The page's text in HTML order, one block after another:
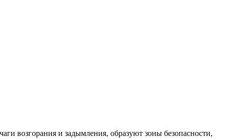
возгорания и задымления, образуют зоны безопасности,